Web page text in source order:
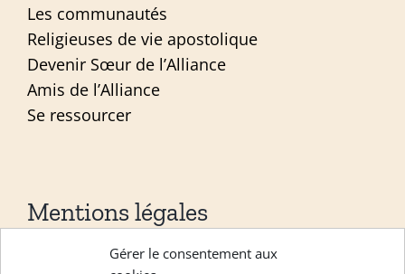
Gérer le consentement aux
Les communautés
Religieuses de vie apostolique
Devenir Sœur de l’Alliance
Amis de l’Alliance
Se ressourcer
Mentions légales